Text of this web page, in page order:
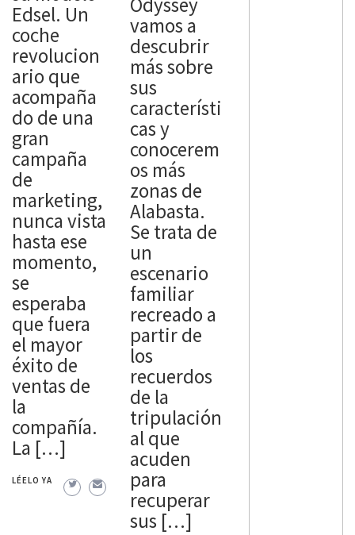
Edsel. Un
coche
revolucion
ario que
acompaña
do de una
gran
campaña
de
marketing,
nunca vista
hasta ese
momento,
se
esperaba
que fuera
el mayor
éxito de
ventas de
la
compañía.
La […]
LÉELO YA
vamos a
descubrir
más sobre
sus
característi
cas y
conocerem
os más
zonas de
Alabasta.
Se trata de
un
escenario
familiar
recreado a
partir de
los
recuerdos
de la
tripulación
al que
acuden
para
recuperar
sus […]